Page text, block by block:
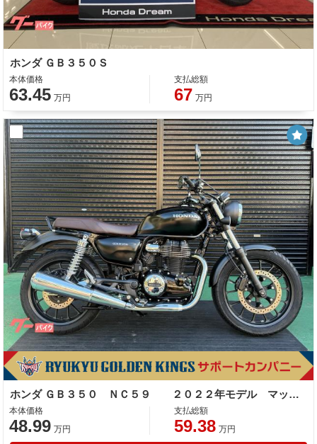
ホンダ ＧＢ３５０Ｓ
本体価格
63.45 万円
支払総額
67 万円
ホンダ ＧＢ３５０ ＮＣ５９ ２０２２年モデル マットパールモリオンブラック
本体価格
48.99 万円
支払総額
59.38 万円